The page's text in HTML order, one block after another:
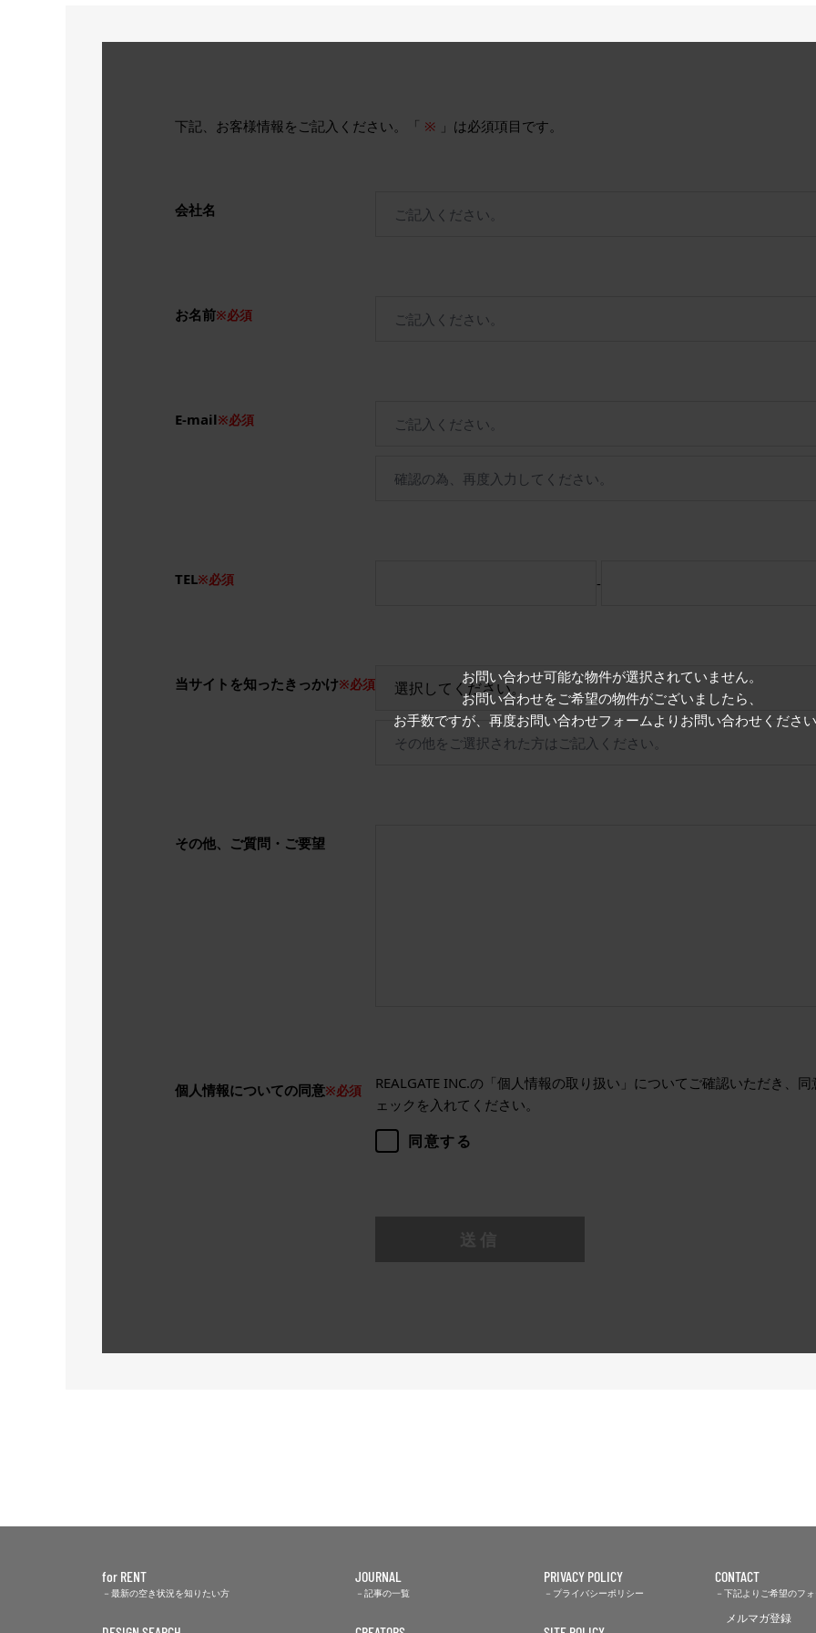
お問い合わせ可能な物件が選択されていません。
お問い合わせをご希望の物件がございましたら、
お手数ですが、再度お問い合わせフォームよりお問い合わせくださ
下記、お客様情報をご記入ください。「 ※ 」は必須項目です。
会社名
お名前※必須
E-mail※必須
TEL※必須 -
当サイトを知ったきっかけ※必須
その他、ご質問・ご要望
個人情報についての同意※必須
REALGATE INC.の「個人情報の取り扱い」についてご確認いただき、
ェックを入れてください。
同意する
for RENT
最新の空き状況を知りたい方
JOURNAL
記事の一覧
PRIVACY POLICY
プライバシーポリシー
CONTACT
下記よりご希望のフ
メルマガ登録